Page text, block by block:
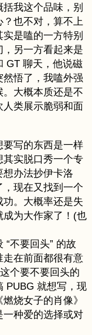
我这个品味，别
？也不对，算不上
是嗑的一方特别
另一方看起来是
GT 聊天，他说磁
悟了，我嗑外强
大概本质还是不
类展示脆弱和面
要写的东西是一样
实脱口秀一个专
办法抄伊卡洛
现在又找到一个
。大概率还是失
成为大作家了！(也
不要回头” 的故
在前面都很有意
个要不要回头的
PUBG 就想写，现
烧女子的肖像》
种爱的选择或对